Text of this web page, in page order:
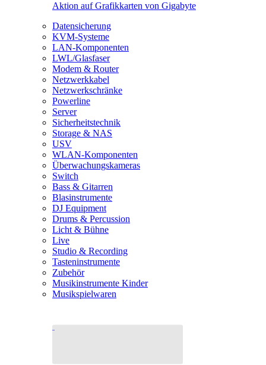
Aktion auf Grafikkarten von Gigabyte
Datensicherung
KVM-Systeme
LAN-Komponenten
LWL/Glasfaser
Modem & Router
Netzwerkkabel
Netzwerkschränke
Powerline
Server
Sicherheitstechnik
Storage & NAS
USV
WLAN-Komponenten
Überwachungskameras
Switch
Bass & Gitarren
Blasinstrumente
DJ Equipment
Drums & Percussion
Licht & Bühne
Live
Studio & Recording
Tasteninstrumente
Zubehör
Musikinstrumente Kinder
Musikspielwaren